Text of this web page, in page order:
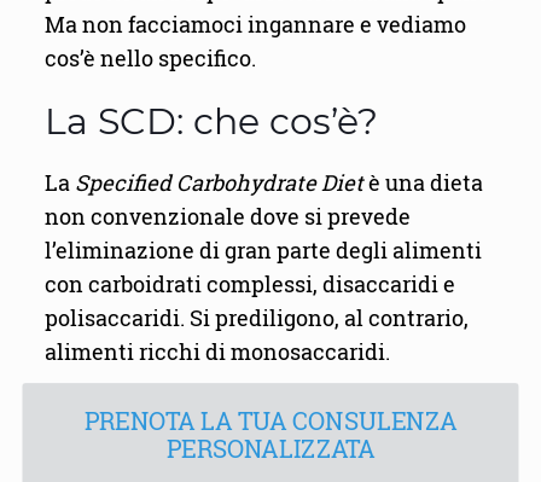
Ma non facciamoci ingannare e vediamo
cos’è nello specifico.
La SCD: che cos’è?
La Specified Carbohydrate Dietè una dieta
non convenzionale dove si prevede
l’eliminazione di gran parte degli alimenti
con carboidrati complessi, disaccaridi e
polisaccaridi. Si prediligono, al contrario,
alimenti ricchi di monosaccaridi.
PRENOTA LA TUA CONSULENZA
PERSONALIZZATA